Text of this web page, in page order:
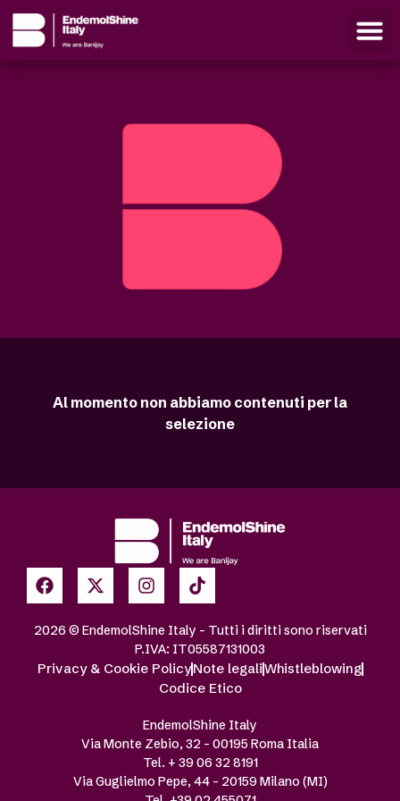
Al momento non abbiamo contenuti per la
selezione
2026 © EndemolShine Italy – Tutti i diritti sono riservati
P.IVA: IT05587131003
Privacy & Cookie PolicyNote legaliWhistleblowing
Codice Etico
EndemolShine Italy
Via Monte Zebio, 32 – 00195 Roma Italia
Tel. + 39 06 32 8191
Via Guglielmo Pepe, 44 – 20159 Milano (MI)